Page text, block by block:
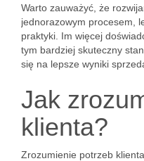
Warto zauważyć, że
jednorazowym procesem,
praktyki. Im więcej
tym bardziej skuteczny
się na lepsze wyniki
Jak
klienta?
Zrozumienie potrzeb